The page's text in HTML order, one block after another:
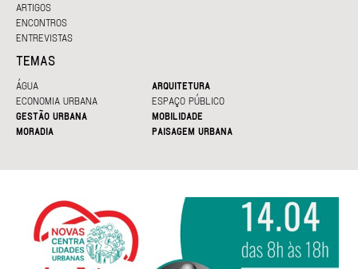
ARTIGOS
ENCONTROS
ENTREVISTAS
TEMAS
ÁGUA
ARQUITETURA
ECONOMIA URBANA
ESPAÇO PÚBLICO
GESTÃO URBANA
MOBILIDADE
MORADIA
PAISAGEM URBANA